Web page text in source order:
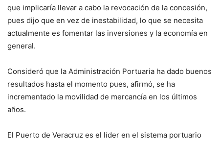
que implicaría llevar a cabo la revocación de la concesión,
pues dijo que en vez de inestabilidad, lo que se necesita
actualmente es fomentar las inversiones y la economía en
general.
Consideró que la Administración Portuaria ha dado buenos
resultados hasta el momento pues, afirmó, se ha
incrementado la movilidad de mercancía en los últimos
años.
El Puerto de Veracruz es el líder en el sistema portuario